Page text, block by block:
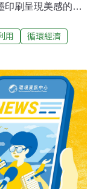
印刷呈現美感的作
令限制產品包裝，
綠色包裝設計競
作品皆以「省資
創意突破傳統的包
實用的綠色包裝設
三年級的蕭本貴，
瓦楞紙及牛皮紙，
袋，拆卸和組裝只
，起初設計目的是
膠袋的使用，才會
用
循環經濟